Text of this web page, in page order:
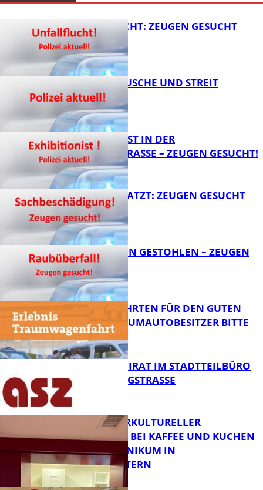
UNFALLFLUCHT: ZEUGEN GESUCHT
KNALLGERÄUSCHE UND STREIT
EXHIBITIONIST IN DER
VELMANNSTRASSE – ZEUGEN GESUCHT!
AUTO ZERKRATZT: ZEUGEN GESUCHT
FB News
TEURE KETTEN GESTOHLEN – ZEUGEN
GESUCHT!
FB News
SPENDENFAHRTEN FÜR DEN GUTEN
ZWECK – TRAUMAUTOBESITZER BITTE
MELDEN!
FB News
SENIORENBEIRAT IM STADTTEILBÜRO
IN DER KÖNIGSTRASSE
NEUER INTERKULTURELLER
TREFFPUNKT BEI KAFFEE UND KUCHEN
IM PFALZKLINIKUM IN
KAISERSLAUTERN